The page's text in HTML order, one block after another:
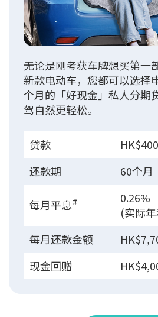
无论是刚考获车牌想买第一
新款电动车，您都可以选择
个月的「好现金」私人分期
驾自然更轻松。
贷款
还款期
60个月
每月平息#
0.26%
(实际
每月还款金额
现金回赠